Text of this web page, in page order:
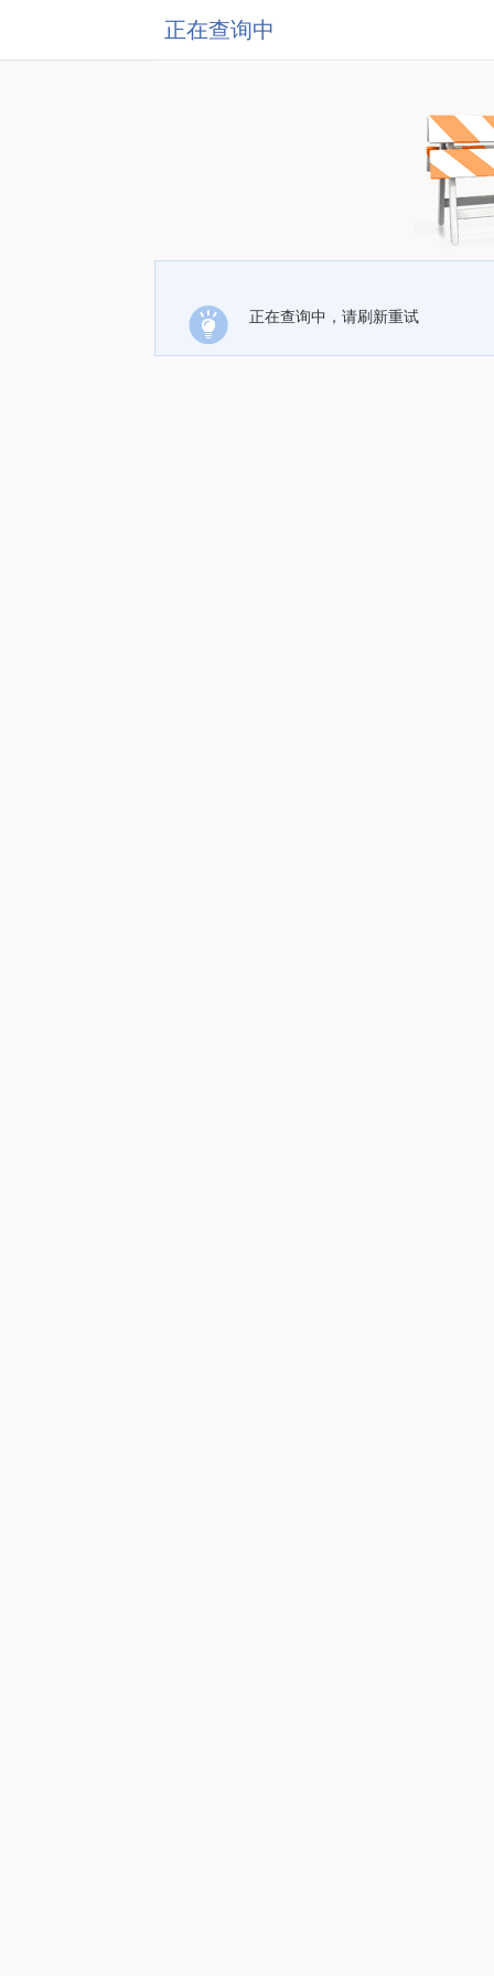
正在查询中
正在查询中，请刷新重试